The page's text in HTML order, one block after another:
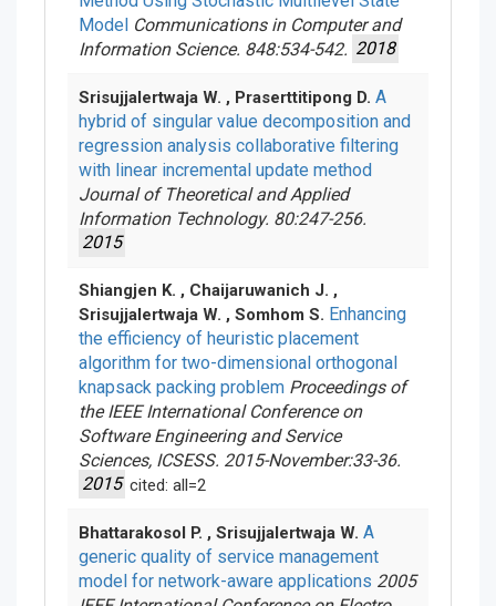
Model Communications in Computer and
Information Science. 848:534-542. 2018
Srisujjalertwaja W. , Praserttitipong D. A
hybrid of singular value decomposition and
regression analysis collaborative filtering
with linear incremental update method
Journal of Theoretical and Applied
Information Technology. 80:247-256.
2015
Shiangjen K. , Chaijaruwanich J. ,
Srisujjalertwaja W. , Somhom S. Enhancing
the efficiency of heuristic placement
algorithm for two-dimensional orthogonal
knapsack packing problem Proceedings of
the IEEE International Conference on
Software Engineering and Service
Sciences, ICSESS. 2015-November:33-36.
2015 cited: all=2
Bhattarakosol P. , Srisujjalertwaja W. A
generic quality of service management
model for network-aware applications 2005